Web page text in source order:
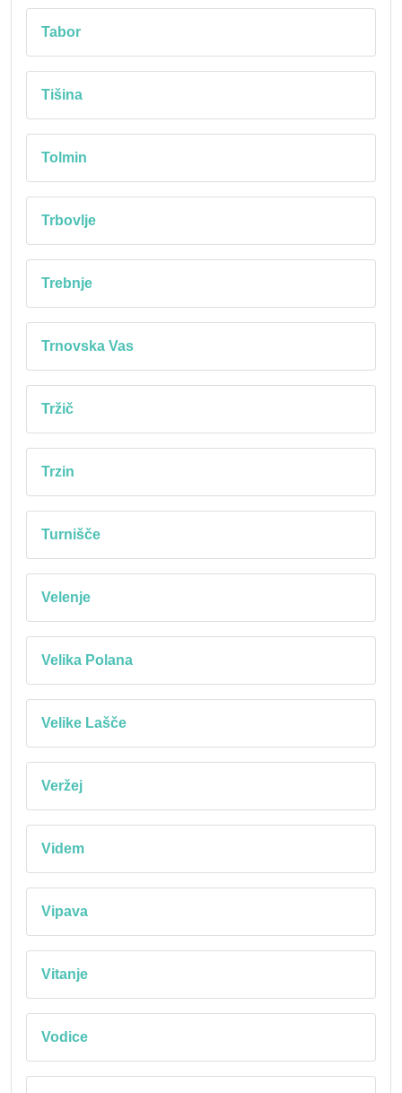
Tabor
Tišina
Tolmin
Trbovlje
Trebnje
Trnovska Vas
Tržič
Trzin
Turnišče
Velenje
Velika Polana
Velike Lašče
Veržej
Videm
Vipava
Vitanje
Vodice